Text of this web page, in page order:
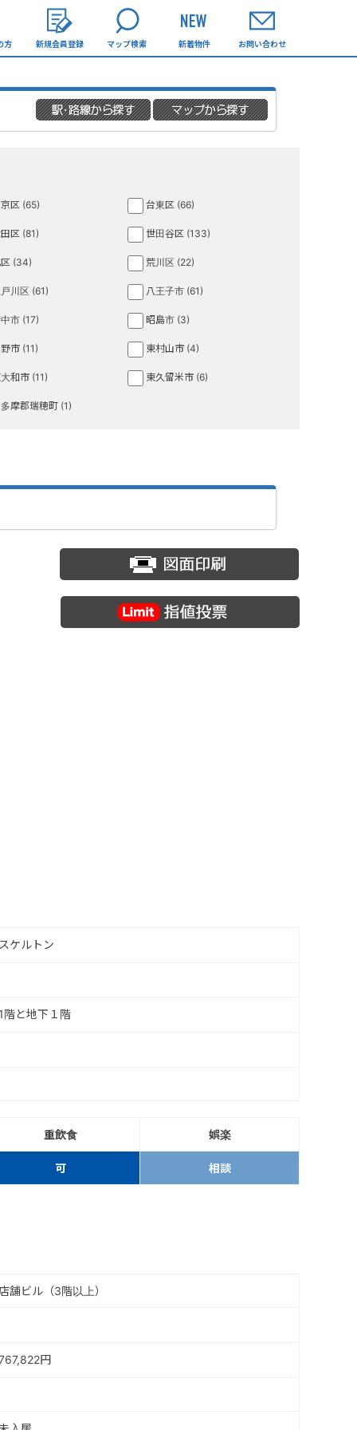
方 新規会員登録 マップ検索 新着物件 お問い合わせ
区 (65) 台東区 (66)
区 (81) 世田谷区 (133)
(34) 荒川区 (22)
川区 (61) 八王子市 (61)
市 (17) 昭島市 (3)
市 (11) 東村山市 (4)
和市 (11) 東久留米市 (6)
摩郡瑞穂町 (1)
ケルトン
階と地下１階
重飲食 娯楽
可 相談
舗ビル（3階以上）
円